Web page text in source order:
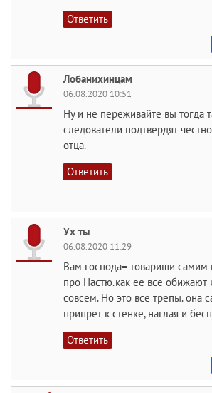
Ответить
Лобанихинцам
06.08.2020 10:51
Ну и не переживайте вы тогда
следователи подтвердят
отца.
Ответить
Ух ты
06.08.2020 11:29
Вам господа= товарищи самим
про Настю.как ее все обижают
совсем. Но это все трепы. она
припрет к стенке, наглая и
Ответить